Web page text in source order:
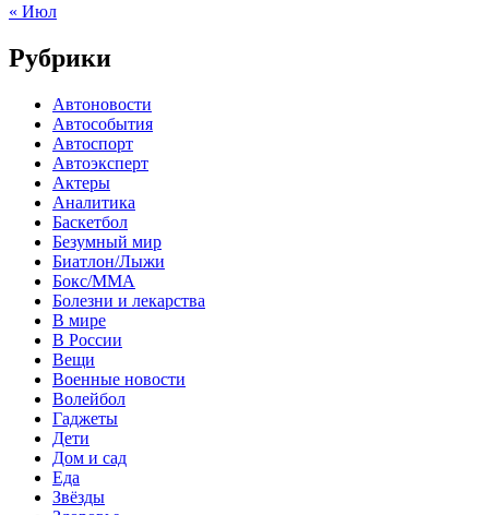
« Июл
Рубрики
Автоновости
Автособытия
Автоспорт
Автоэксперт
Актеры
Аналитика
Баскетбол
Безумный мир
Биатлон/Лыжи
Бокс/MMA
Болезни и лекарства
В мире
В России
Вещи
Военные новости
Волейбол
Гаджеты
Дети
Дом и сад
Еда
Звёзды